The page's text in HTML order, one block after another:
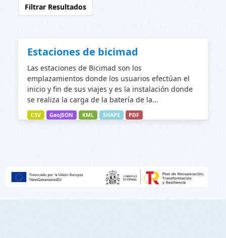
Filtrar Resultados
Estaciones de bicimad
Las estaciones de Bicimad son los
emplazamientos donde los usuarios efectúan el
inicio y fin de sus viajes y es la instalación donde
se realiza la carga de la batería de la...
CSV GeoJSON KML SHAPE PDF